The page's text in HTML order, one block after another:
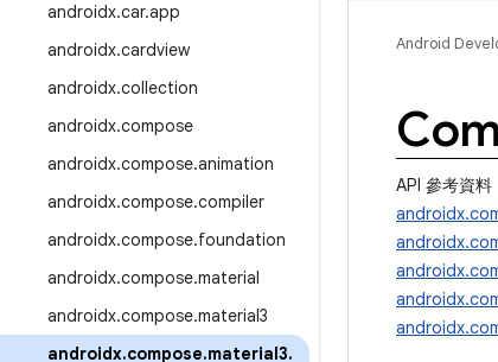
androidx.car.app
androidx.cardview
androidx.collection
androidx.compose
androidx.compose.animation
androidx.compose.compiler
androidx.compose.foundation
androidx.compose.material
androidx.compose.material3
androidx.compose.material3.
Android
API 參考資料